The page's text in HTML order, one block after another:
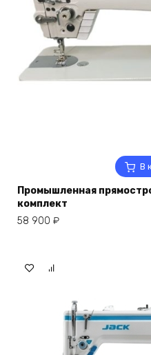
В
Промышленная
комплект
58 900 ₽